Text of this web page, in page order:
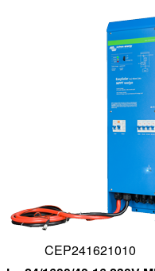
CEP241621010